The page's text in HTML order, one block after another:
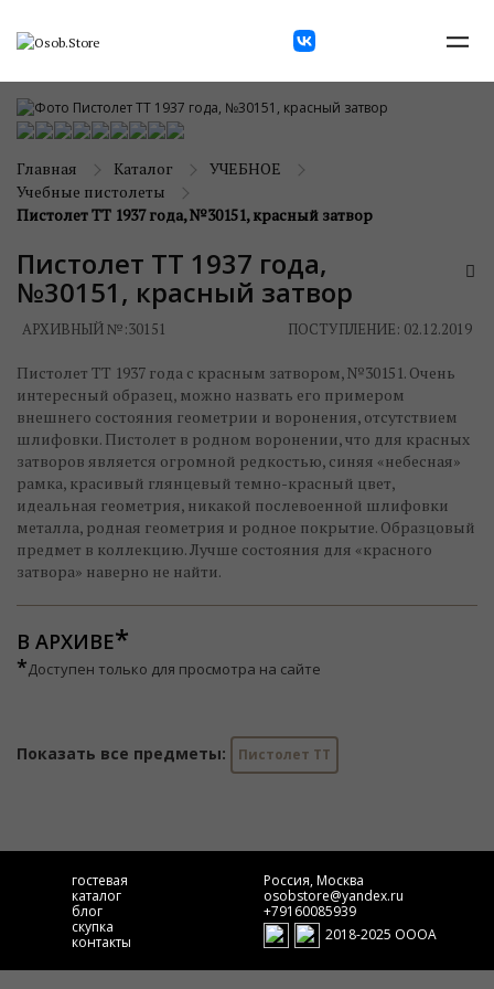
Главная Каталог
УЧЕБНОЕ
Учебные пистолеты
Пистолет ТТ 1937 года, №30151, красный затвор
Пистолет ТТ 1937 года,
№30151, красный затвор
АРХИВНЫЙ №:30151 ПОСТУПЛЕНИЕ: 02.12.2019
Пистолет ТТ 1937 года с красным затвором, №30151. Очень
интересный образец, можно назвать его примером
внешнего состояния геометрии и воронения, отсутствием
шлифовки. Пистолет в родном воронении, что для красных
затворов является огромной редкостью, синяя «небесная»
рамка, красивый глянцевый темно-красный цвет,
идеальная геометрия, никакой послевоенной шлифовки
металла, родная геометрия и родное покрытие. Образцовый
предмет в коллекцию. Лучше состояния для «красного
затвора» наверно не найти.
В АРХИВЕ
*Доступен только для просмотра на сайте
Показать все предметы: Пистолет ТТ
гостевая
каталог
блог
скупка
контакты
Россия, Москва
osobstore@yandex.ru
+79160085939
2018-2025 ОООА